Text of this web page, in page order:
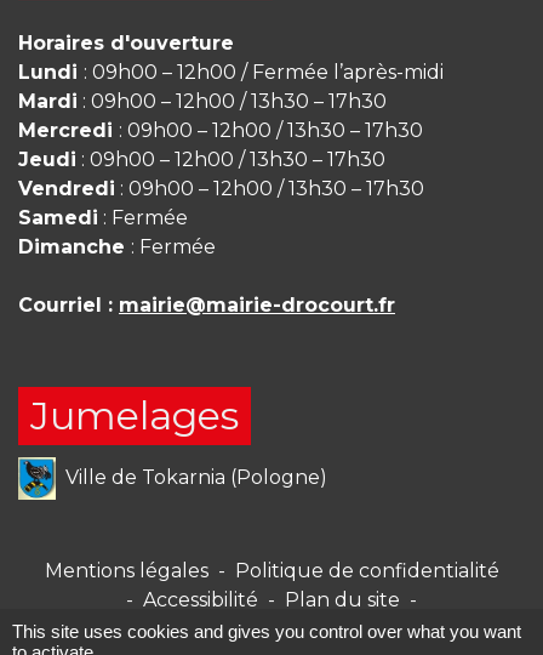
Horaires d'ouverture
Lundi : 09h00 – 12h00 / Fermée l’après-midi
Mardi : 09h00 – 12h00 / 13h30 – 17h30
Mercredi : 09h00 – 12h00 / 13h30 – 17h30
Jeudi : 09h00 – 12h00 / 13h30 – 17h30
Vendredi : 09h00 – 12h00 / 13h30 – 17h30
Samedi : Fermée
Dimanche : Fermée
Courriel : mairie@mairie-drocourt.fr
Jumelages
Ville de Tokarnia (Pologne)
Mentions légales - Politique de confidentialité
- Accessibilité - Plan du site -
Gestion des cookies
This site uses cookies and gives you control over what you want